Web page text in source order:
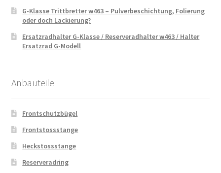
G-Klasse Trittbretter w463 – Pulverbeschichtung, Folierung
oder doch Lackierung?
Ersatzradhalter G-Klasse / Reserveradhalter w463 / Halter
Ersatzrad G-Modell
Anbauteile
Frontschutzbügel
Frontstossstange
Heckstossstange
Reserveradring